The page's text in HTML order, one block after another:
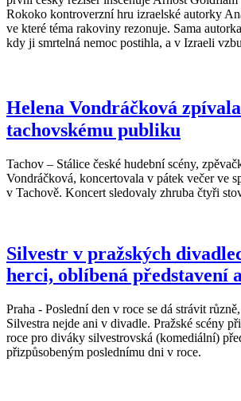
Rokoko kontroverzní hru izraelské autorky
ve které téma rakoviny rezonuje. Sama
kdy ji smrtelná nemoc postihla, a v Izraeli
Helena Vondráčková
tachovskému publiku
Tachov – Stálice české hudební scény,
Vondráčková, koncertovala v pátek večer ve
v Tachově. Koncert sledovaly zhruba čtyři
Silvestr v pražských
herci, oblíbená představení
Praha - Poslední den v roce se dá strávit
Silvestra nejde ani v divadle. Pražské scény
roce pro diváky silvestrovská (komediální)
přizpůsobeným poslednímu dni v roce.